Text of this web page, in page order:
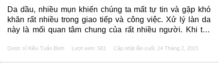
Da dầu, nhiều mụn khiến chúng ta mất tự tin và gặp khó
khăn rất nhiều trong giao tiếp và công việc. Xử lý làn da
này là mối quan tâm chung của rất nhiều người. Khi tìm
retinoid và công dụng......
Dược sĩ Kiều Tuấn Bình Lượt xem: 581 Cập nhật lần cuối: 24 Tháng 2, 2021